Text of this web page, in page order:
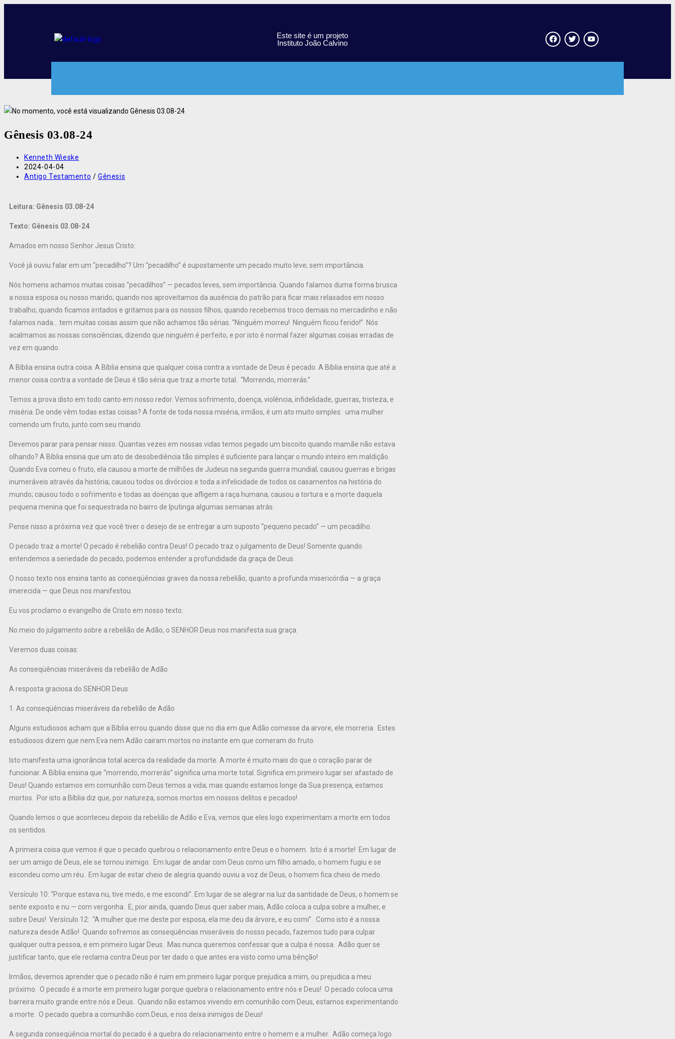
Este site é um projeto
Instituto João Calvino
Gênesis 03.08-24
Kenneth Wieske
2024-04-04
Antigo Testamento / Gênesis
Leitura: Gênesis 03.08-24
Texto: Gênesis 03.08-24
Amados em nosso Senhor Jesus Cristo:
Você já ouviu falar em um “pecadilho”? Um “pecadilho” é supostamente um pecado muito leve; sem importância.
Nós homens achamos muitas coisas “pecadilhos” — pecados leves, sem importância. Quando falamos duma forma brusca
a nossa esposa ou nosso marido; quando nos aproveitamos da ausência do patrão para ficar mais relaxados em nosso
trabalho; quando ficamos irritados e gritamos para os nossos filhos; quando recebemos troco demais no mercadinho e não
falamos nada… tem muitas coisas assim que não achamos tão sérias. “Ninguém morreu! Ninguém ficou ferido!” Nós
acalmamos as nossas consciências, dizendo que ninguém é perfeito, e por isto é normal fazer algumas coisas erradas de
vez em quando.
A Bíblia ensina outra coisa. A Bíblia ensina que qualquer coisa contra a vontade de Deus é pecado. A Bíblia ensina que até a
menor coisa contra a vontade de Deus é tão séria que traz a morte total. “Morrendo, morrerás.”
Temos a prova disto em todo canto em nosso redor. Vemos sofrimento, doença, violência, infidelidade, guerras, tristeza, e
miséria. De onde vêm todas estas coisas? A fonte de toda nossa miséria, irmãos, é um ato muito simples: uma mulher
comendo um fruto, junto com seu marido.
Devemos parar para pensar nisso. Quantas vezes em nossas vidas temos pegado um biscoito quando mamãe não estava
olhando? A Bíblia ensina que um ato de desobediência tão simples é suficiente para lançar o mundo inteiro em maldição.
Quando Eva comeu o fruto, ela causou a morte de milhões de Judeus na segunda guerra mundial; causou guerras e brigas
inumeráveis através da história; causou todos os divórcios e toda a infelicidade de todos os casamentos na história do
mundo; causou todo o sofrimento e todas as doenças que afligem a raça humana; causou a tortura e a morte daquela
pequena menina que foi sequestrada no bairro de Iputinga algumas semanas atrás.
Pense nisso a próxima vez que você tiver o desejo de se entregar a um suposto “pequeno pecado” — um pecadilho.
O pecado traz a morte! O pecado é rebelião contra Deus! O pecado traz o julgamento de Deus! Somente quando
entendemos a seriedade do pecado, podemos entender a profundidade da graça de Deus.
O nosso texto nos ensina tanto as conseqüências graves da nossa rebelião, quanto a profunda misericórdia — a graça
imerecida — que Deus nos manifestou.
Eu vos proclamo o evangelho de Cristo em nosso texto:
No meio do julgamento sobre a rebelião de Adão, o SENHOR Deus nos manifesta sua graça.
Veremos duas coisas:
As conseqüências miseráveis da rebelião de Adão
A resposta graciosa do SENHOR Deus
1. As conseqüências miseráveis da rebelião de Adão
Alguns estudiosos acham que a Bíblia errou quando disse que no dia em que Adão comesse da arvore, ele morreria. Estes
estudiosos dizem que nem Eva nem Adão cairam mortos no instante em que comeram do fruto.
Isto manifesta uma ignorância total acerca da realidade da morte. A morte é muito mais do que o coração parar de
funcionar. A Bíblia ensina que “morrendo, morrerás” significa uma morte total. Significa em primeiro lugar ser afastado de
Deus! Quando estamos em comunhão com Deus temos a vida; mas quando estamos longe da Sua presença, estamos
mortos. Por isto a Bíblia diz que, por natureza, somos mortos em nossos delitos e pecados!
Quando lemos o que aconteceu depois da rebelião de Adão e Eva, vemos que eles logo experimentam a morte em todos
os sentidos.
A primeira coisa que vemos é que o pecado quebrou o relacionamento entre Deus e o homem. Isto é a morte! Em lugar de
ser um amigo de Deus, ele se tornou inimigo. Em lugar de andar com Deus como um filho amado, o homem fugiu e se
escondeu como um réu. Em lugar de estar cheio de alegria quando ouviu a voz de Deus, o homem fica cheio de medo.
Versículo 10: “Porque estava nu, tive medo, e me escondi”. Em lugar de se alegrar na luz da santidade de Deus, o homem se
sente exposto e nu — com vergonha. E, pior ainda, quando Deus quer saber mais, Adão coloca a culpa sobre a mulher, e
sobre Deus! Versículo 12: “A mulher que me deste por esposa, ela me deu da árvore, e eu comi”. Como isto é a nossa
natureza desde Adão! Quando sofremos as conseqüências miseráveis do nosso pecado, fazemos tudo para culpar
qualquer outra pessoa, e em primeiro lugar Deus. Mas nunca queremos confessar que a culpa é nossa. Adão quer se
justificar tanto, que ele reclama contra Deus por ter dado o que antes era visto como uma bênção!
Irmãos, devemos aprender que o pecado não é ruim em primeiro lugar porque prejudica a mim, ou prejudica a meu
próximo. O pecado é a morte em primeiro lugar porque quebra o relacionamento entre nós e Deus! O pecado coloca uma
barreira muito grande entre nós e Deus. Quando não estamos vivendo em comunhão com Deus, estamos experimentando
a morte. O pecado quebra a comunhão com Deus, e nos deixa inimigos de Deus!
A segunda conseqüência mortal do pecado é a quebra do relacionamento entre o homem e a mulher. Adão começa logo